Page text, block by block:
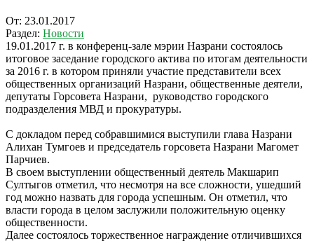
От: 23.01.2017
Раздел: Новости
19.01.2017 г. в конференц-зале мэрии Назрани состоялось
итоговое заседание городского актива по итогам деятельности
за 2016 г. в котором приняли участие представители всех
общественных организаций Назрани, общественные деятели,
депутаты Горсовета Назрани, руководство городского
подразделения МВД и прокуратуры.
С докладом перед собравшимися выступили глава Назрани
Алихан Тумгоев и председатель горсовета Назрани Магомет
Парчиев.
В своем выступлении общественный деятель Макшарип
Султыгов отметил, что несмотря на все сложности, ушедший
год можно назвать для города успешным. Он отметил, что
власти города в целом заслужили положительную оценку
общественности.
Далее состоялось торжественное награждение отличившихся